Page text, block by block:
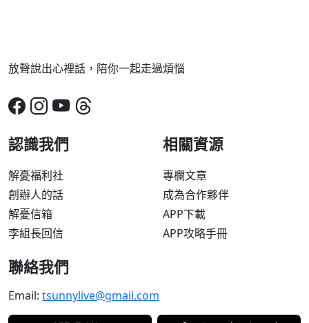
放聲說出心裡話，陪你一起走過煩惱
認識我們
解憂福利社
創辦人的話
解憂信箱
李組長回信
相關資源
專欄文章
成為合作夥伴
APP下載
APP攻略手冊
聯絡我們
Email: tsunnylive@gmail.com